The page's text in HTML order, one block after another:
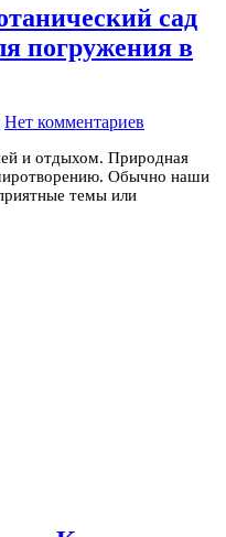
сад
погружения в
Нет комментариев
и отдыхом. Природная
Обычно наши
темы или